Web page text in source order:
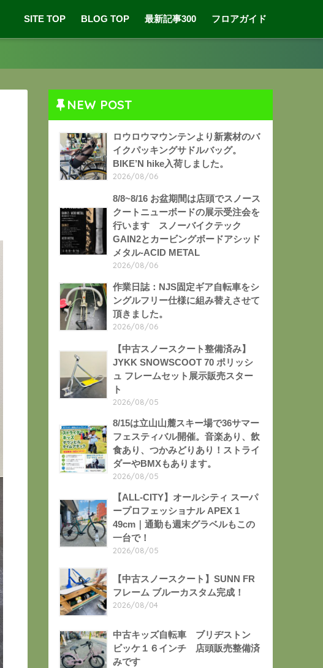
SITE TOP BLOG TOP 最新記事300 フロアガイド
NEW POST
ロウロウマウンテンより新素材のバ
イクパッキングサドルバッグ。
BIKE’N hike入荷しました。
2026/08/06
8/8~8/16 お盆期間は店頭でスノース
クートニューボードの展示受注会を
行います スノーバイクテック
GAIN2とカービングボードアシッド
メタル-ACID METAL
2026/08/06
作業日誌：NJS固定ギア自転車をシ
ングルフリー仕様に組み替えさせて
頂きました。
2026/08/06
【中古スノースクート整備済み】
JYKK SNOWSCOOT 70 ポリッシ
ュ フレームセット展示販売スター
ト
2026/08/05
8/15は立山山麓スキー場で36サマー
フェスティバル開催。音楽あり、飲
食あり、つかみどりあり！ストライ
ダーやBMXもあります。
2026/08/05
【ALL-CITY】オールシティ スーパ
ープロフェッショナル APEX 1
49cm｜通勤も週末グラベルもこの
一台で！
2026/08/05
【中古スノースクート】SUNN FR
フレーム ブルーカスタム完成！
2026/08/04
中古キッズ自転車 ブリヂストン
ビッケ１６インチ 店頭販売整備済
みです